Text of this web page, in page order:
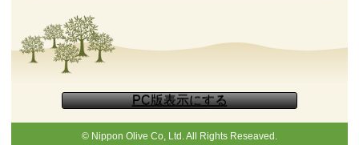
© Nippon Olive Co, Ltd. All Rights Reseaved.